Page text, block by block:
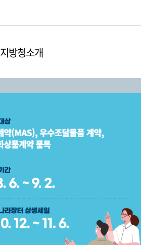
지방청소개